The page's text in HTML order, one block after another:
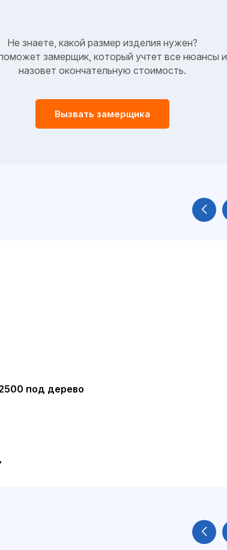
Не знаете, какой размер изделия нужен?
замерщик, который учтет все нюансы и
назовет окончательную стоимость.
Вызвать замерщика
под дерево